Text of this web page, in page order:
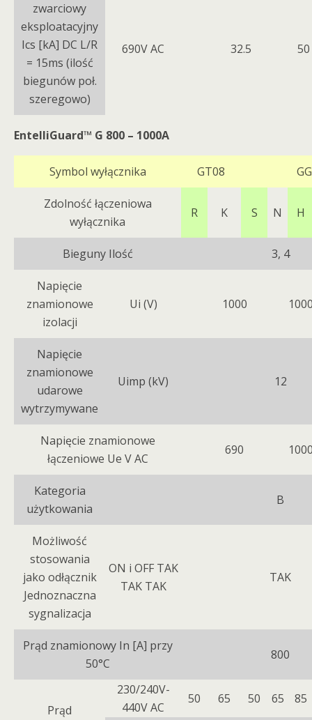
zwarciowy
eksploatacyjny
Ics [kA] DC L/R
= 15ms (ilość
biegunów poł.
szeregowo)
690V AC 32.5 50
EntelliGuard™ G 800 – 1000A
Symbol wyłącznika GT08
Zdolność łączeniowa
wyłącznika
R K S N H
Bieguny Ilość 3, 4
Napięcie
znamionowe
izolacji
Ui (V) 1000
Napięcie
znamionowe
udarowe
wytrzymywane
Uimp (kV) 12
Napięcie znamionowe
łączeniowe Ue V AC
690
Kategoria
użytkowania
B
Możliwość
stosowania
jako odłącznik
Jednoznaczna
sygnalizacja
ON i OFF TAK
TAK TAK
TAK
Prąd znamionowy In [A] przy
50°C
800
Prąd
230/240V-
440V AC
50 65 50 65 85